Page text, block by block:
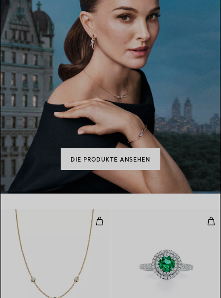
DIE PRODUKTE ANSEHEN
Diamonds by the Yard®